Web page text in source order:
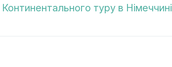
туру в Німеччині